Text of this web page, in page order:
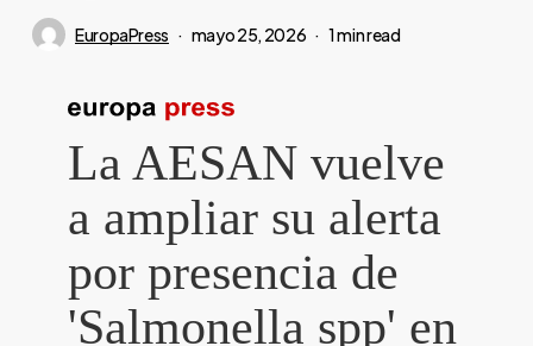
EuropaPress mayo 25, 2026 1 min read